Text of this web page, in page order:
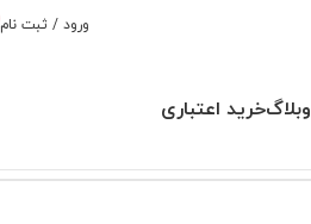
ورود / ثبت نام
وبلاگخرید اعتباری